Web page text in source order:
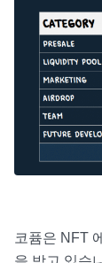
코퓸은 NFT